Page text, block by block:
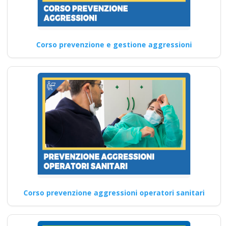
Aggiornamento Antincendio
Continua
Corso prevenzione e gestione aggressioni
Corso prevenzione aggressioni operatori sanitari